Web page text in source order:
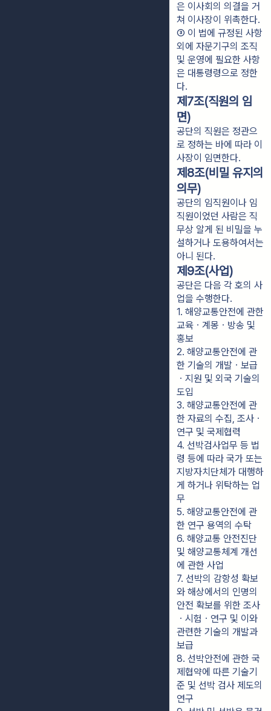
은 이사회의 의결을 거
쳐 이사장이 위촉한다.
③ 이 법에 규정된 사항
외에 자문기구의 조직
및 운영에 필요한 사항
은 대통령령으로 정한
다.
제7조(직원의 임
면)
공단의 직원은 정관으
로 정하는 바에 따라 이
사장이 임면한다.
제8조(비밀 유지의
의무)
공단의 임직원이나 임
직원이었던 사람은 직
무상 알게 된 비밀을 누
설하거나 도용하여서는
아니 된다.
제9조(사업)
공단은 다음 각 호의 사
업을 수행한다.
1. 해양교통안전에 관한
교육ㆍ계몽ㆍ방송 및
홍보
2. 해양교통안전에 관
한 기술의 개발ㆍ보급
ㆍ지원 및 외국 기술의
도입
3. 해양교통안전에 관
한 자료의 수집, 조사ㆍ
연구 및 국제협력
4. 선박검사업무 등 법
령 등에 따라 국가 또는
지방자치단체가 대행하
게 하거나 위탁하는 업
무
5. 해양교통안전에 관
한 연구 용역의 수탁
6. 해양교통 안전진단
및 해양교통체계 개선
에 관한 사업
7. 선박의 감항성 확보
와 해상에서의 인명의
안전 확보를 위한 조사
ㆍ시험ㆍ연구 및 이와
관련한 기술의 개발과
보급
8. 선박안전에 관한 국
제협약에 따른 기술기
준 및 선박 검사 제도의
연구